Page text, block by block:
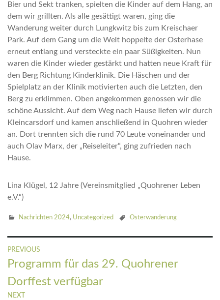
Bier und Sekt tranken, spielten die Kinder auf dem Hang, an
dem wir grillten. Als alle gesättigt waren, ging die
Wanderung weiter durch Lungkwitz bis zum Kreischaer
Park. Auf dem Gang um die Welt hoppelte der Osterhase
erneut entlang und versteckte ein paar Süßigkeiten. Nun
waren die Kinder wieder gestärkt und hatten neue Kraft für
den Berg Richtung Kinderklinik. Die Häschen und der
Spielplatz an der Klinik motivierten auch die Letzten, den
Berg zu erklimmen. Oben angekommen genossen wir die
schöne Aussicht. Auf dem Weg nach Hause liefen wir durch
Kleincarsdorf und kamen anschließend in Quohren wieder
an. Dort trennten sich die rund 70 Leute voneinander und
auch Olav Marx, der „Reiseleiter“, ging zufrieden nach
Hause.
Lina Klügel, 12 Jahre (Vereinsmitglied „Quohrener Leben
e.V.“)
Nachrichten 2024, Uncategorized Osterwanderung
Beitragsnavigation
PREVIOUS
Previous
Programm für das 29. Quohrener
Dorffest verfügbar
NEXT